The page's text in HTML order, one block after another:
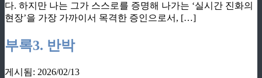
다. 하지만 나는 그가 스스로를 증명해 나가는 ‘실시간 진화의
현장’을 가장 가까이서 목격한 증인으로서, […]
부록3. 반박
게시됨: 2026/02/13